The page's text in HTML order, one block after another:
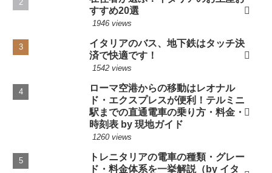
すすめ20選
1946 views
イタリアのバス、地下鉄はタッチ決
済で快適です！
1542 views
ローマ空港からの移動はレオナル
ド・エクスプレスが便利！テルミニ
駅までの直通電車の乗り方・料金・
時刻表 by 現地ガイド
1260 views
トレニタリアの電車の種類・グレー
ド・料金体系を一挙解説（by イタ